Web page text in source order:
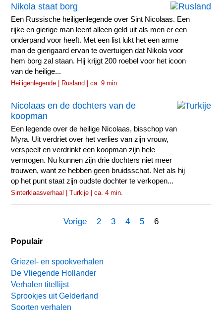
Nikola staat borg
Een Russische heiligenlegende over Sint Nicolaas. Een
rijke en gierige man leent alleen geld uit als men er een
onderpand voor heeft. Met een list lukt het een arme
man de gierigaard ervan te overtuigen dat Nikola voor
hem borg zal staan. Hij krijgt 200 roebel voor het icoon
van de heilige...
Heiligenlegende | Rusland | ca. 9 min.
Nicolaas en de dochters van de
koopman
Een legende over de heilige Nicolaas, bisschop van
Myra. Uit verdriet over het verlies van zijn vrouw,
verspeelt en verdrinkt een koopman zijn hele
vermogen. Nu kunnen zijn drie dochters niet meer
trouwen, want ze hebben geen bruidsschat. Net als hij
op het punt staat zijn oudste dochter te verkopen...
Sinterklaasverhaal | Turkije | ca. 4 min.
Vorige 2 3 4 56
Populair
Griezel- en spookverhalen
De Vliegende Hollander
Verhalen titellijst
Sprookjes uit Gelderland
Soorten verhalen